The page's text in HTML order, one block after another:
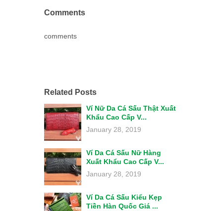
Comments
comments
Related Posts
Ví Nữ Da Cá Sấu Thật Xuất
Khẩu Cao Cấp V...
January 28, 2019
Ví Da Cá Sấu Nữ Hàng
Xuất Khẩu Cao Cấp V...
January 28, 2019
Ví Da Cá Sấu Kiểu Kẹp
Tiền Hàn Quốc Giá ...